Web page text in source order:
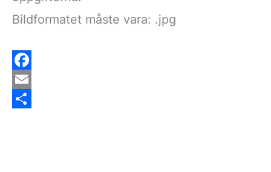
Bildformatet måste vara: .jpg
F
aE